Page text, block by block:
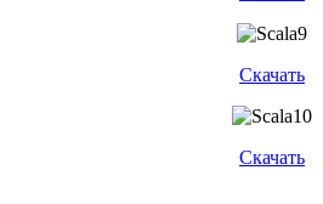
Скачать
Скачать